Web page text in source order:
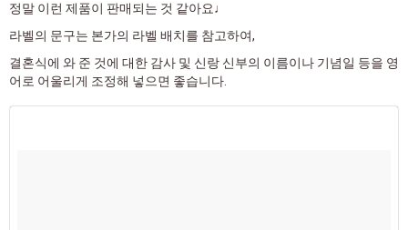
정말 이런 제품이 판매되는 것 같아요♩
라벨의 문구는 본가의 라벨 배치를 참고하여,
결혼식에 와 준 것에 대한 감사 및 신랑 신부의 이름이나 기념일 등을 영
어로 어울리게 조정해 넣으면 좋습니다.